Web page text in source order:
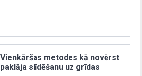
Vienkāršas metodes kā novērst
paklāja slīdēšanu uz grīdas